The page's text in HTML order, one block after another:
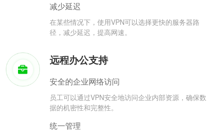
减少延迟
在某些情况下，使用VPN可以选择更快的服务器路
径，减少延迟，提高网速。
远程办公支持
安全的企业网络访问
员工可以通过VPN安全地访问企业内部资源，确保数
据的机密性和完整性。
统一管理